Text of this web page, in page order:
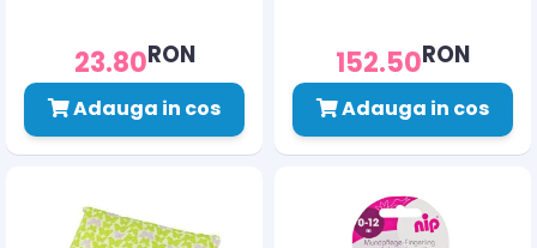
23.80RON
Adauga in cos
152.50RON
Adauga in cos